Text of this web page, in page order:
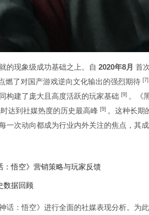
的现象级成功基础之上。自 2020年8月 首
燃了对国产游戏逆向文化输出的强烈期待 [7]
构建了庞大且高度活跃的玩家基础 [9] 。《
达到社媒热度的历史最高峰 [9] 。这种长期
次动向都成为行业内外关注的焦点，其
：悟空》营销策略与玩家反馈
数据回顾
：悟空》进行全面的社媒表现分析。为